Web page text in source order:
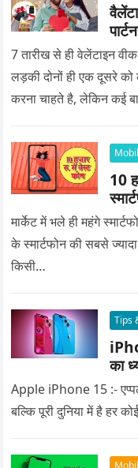
7 तारीख से ही वेलेंटाइन
लड़की दोनों ही एक दूसरे
करना चाहते है, लेकिन कई
10
मार्केट में भले ही महंगे
के स्मार्टफोन की सबसे
किसी…
Tips
का
Apple iPhone 15 :-
बल्कि पूरी दुनिया में है हर